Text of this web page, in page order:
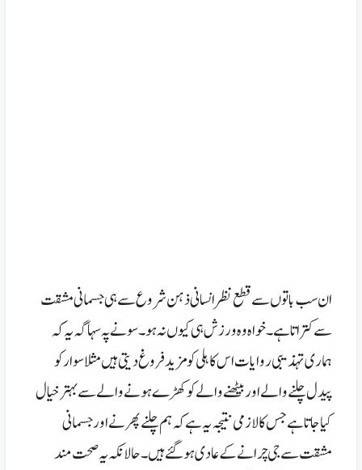
ان سب باتوں سے قطع نظر انسانی ذہن شروع سے ہی جسمانی مشقت
سے کتراتا ہے۔ خواہ وہ ورزش ہی کیوں نہ ہو۔ سونے پہ سہاگہ یہ کہ
ہماری تہذیبی روایات اس کاہلی کو مزید فروغ دیتی ہیں مثلا سوار کو
پیدل چلنے والے اور بیٹھنے والے کو کھڑے ہونے والے سے بہتر خیال
کیا جاتا ہے جس کا لازمی نتیجہ یہ ہے کہ ہم چلنے پھرنے اور جسمانی
مشقت سے جی چرانے کے عادی ہو گئے ہیں۔حالانکہ یہ صحت مند